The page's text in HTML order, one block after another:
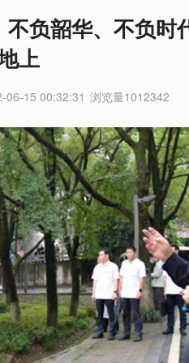
不负韶华、不负时
上
06-15 00:32:31 浏览量1012342